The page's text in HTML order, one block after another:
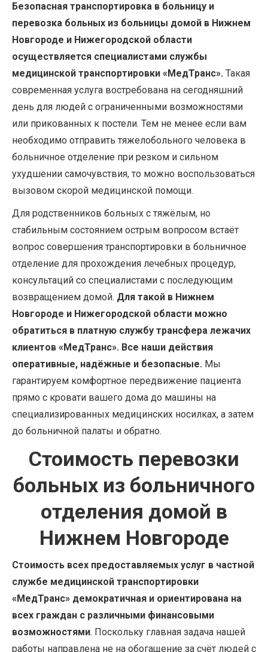
Безопасная транспортировка в больницу и
перевозка больных из больницы домой в Нижнем
Новгороде и Нижегородской области
осуществляется специалистами службы
медицинской транспортировки «МедТранс». Такая
современная услуга востребована на сегодняшний
день для людей с ограниченными возможностями
или прикованных к постели. Тем не менее если вам
необходимо отправить тяжелобольного человека в
больничное отделение при резком и сильном
ухудшении самочувствия, то можно воспользоваться
вызовом скорой медицинской помощи.
Для родственников больных с тяжёлым, но
стабильным состоянием острым вопросом встаёт
вопрос совершения транспортировки в больничное
отделение для прохождения лечебных процедур,
консультаций со специалистами с последующим
возвращением домой. Для такой в Нижнем
Новгороде и Нижегородской области можно
обратиться в платную службу трансфера лежачих
клиентов «МедТранс». Все наши действия
оперативные, надёжные и безопасные. Мы
гарантируем комфортное передвижение пациента
прямо с кровати вашего дома до машины на
специализированных медицинских носилках, а затем
до больничной палаты и обратно.
Стоимость перевозки
больных из больничного
отделения домой в
Нижнем Новгороде
Стоимость всех предоставляемых услуг в частной
службе медицинской транспортировки
«МедТранс» демократичная и ориентирована на
всех граждан с различными финансовыми
возможностями. Поскольку главная задача нашей
работы направлена не на обогащение за счёт людей с